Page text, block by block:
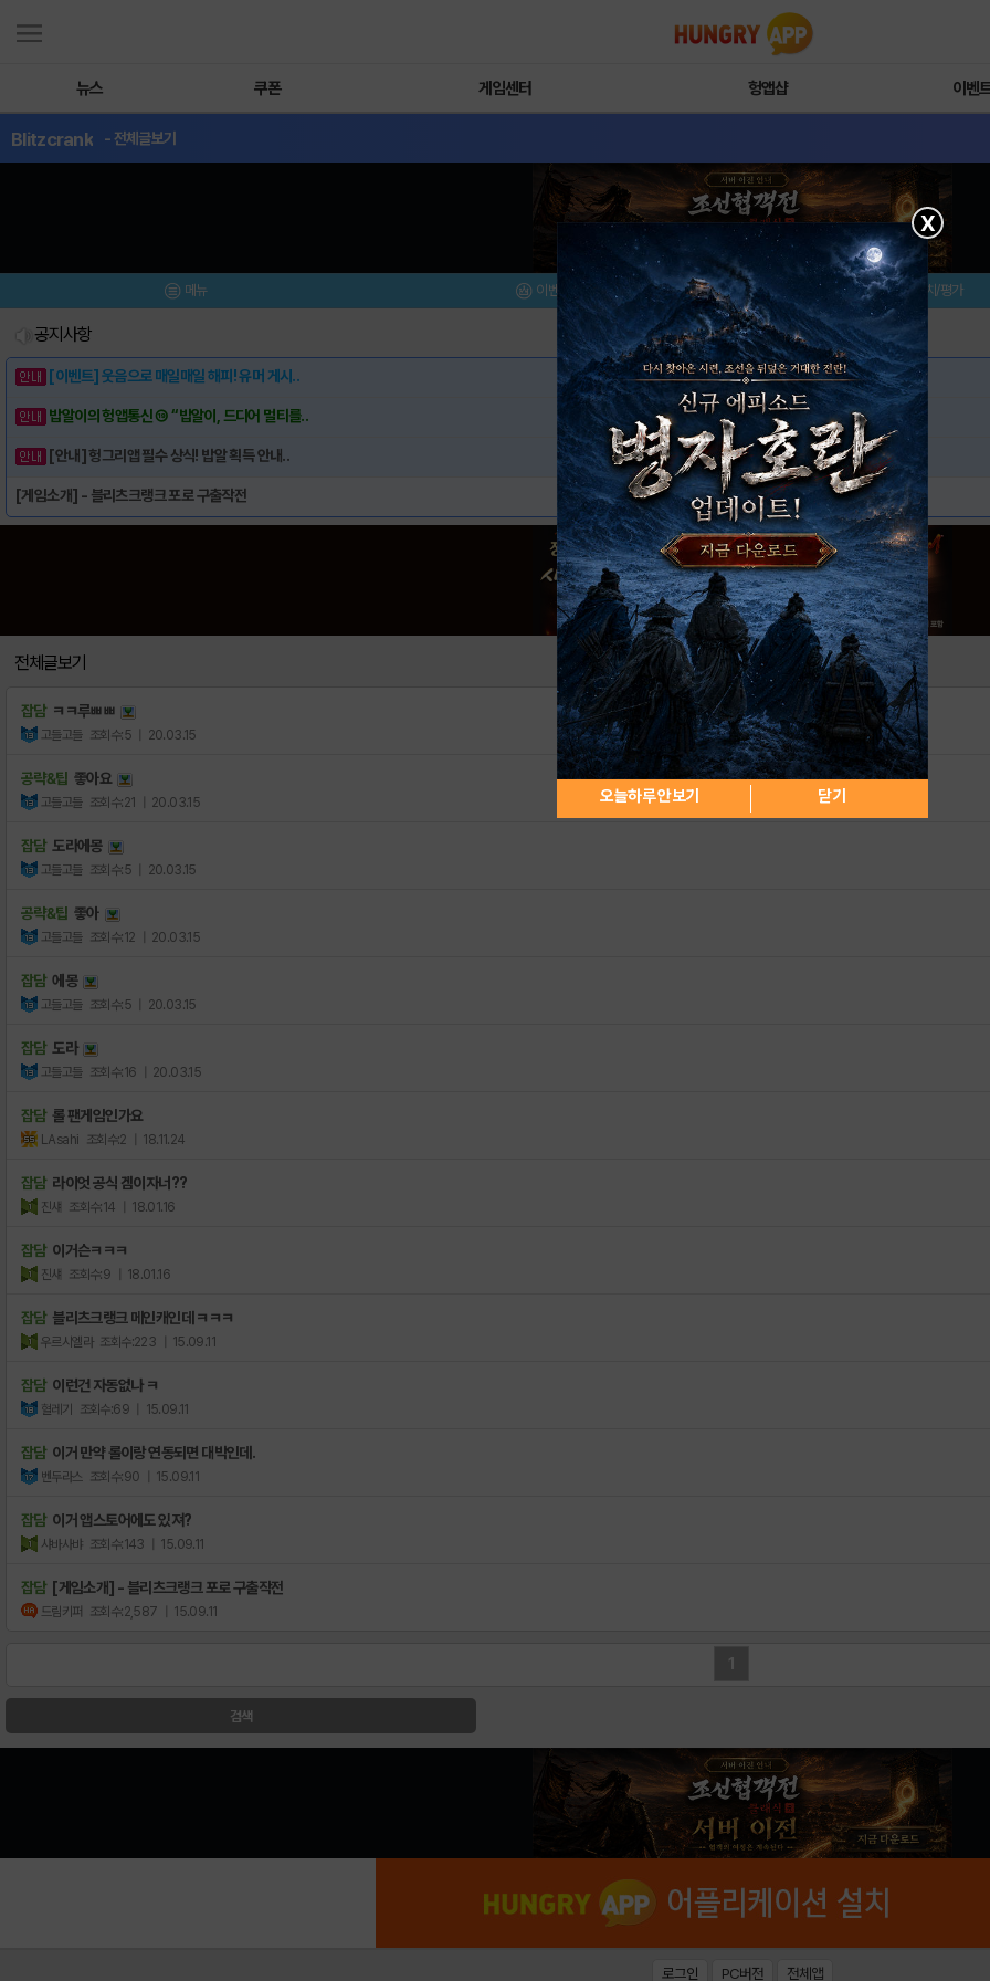
뉴스 쿠폰 게임센터 헝앱샵 이벤
Blitzcrank - 전체글보기
메뉴 이벤트/미션 설치/평가
공지사항
[이벤트] 웃음으로 매일매일 해피! 유머 게시..
밥알이의 헝앱통신 ⑲ “밥알이, 드디어 멀티를..
[안내] 헝그리앱 필수 상식! 밥알 획득 안내..
[게임소개] - 블리츠크랭크 포로 구출작전
전체글보기
잡담 ㅋㅋ루ㅃㅃ
고들고들 조회수:5 | 20.03.15
공략&팁 좋아요
고들고들 조회수:21 | 20.03.15
잡담 도라에몽
고들고들 조회수:5 | 20.03.15
공략&팁 좋아
고들고들 조회수:12 | 20.03.15
잡담 에몽
고들고들 조회수:5 | 20.03.15
잡담 도라
고들고들 조회수:16 | 20.03.15
잡담 롤 팬게임인가요
LAsahi 조회수:2 | 18.11.24
잡담 라이엇 공식 겜이자너??
진섀 조회수:14 | 18.01.16
잡담 이거슨ㅋㅋㅋ
진섀 조회수:9 | 18.01.16
잡담 블리츠크랭크 메인캐인데 ㅋㅋㅋ
우르시엘라 조회수:223 | 15.09.11
잡담 이런건 자동없나 ㅋ
혈레기 조회수:69 | 15.09.11
잡담 이거 만약 롤이랑 연동되면 대박인데.
벤두라스 조회수:90 | 15.09.11
잡담 이거 앱스토어에도 있져?
샤바사뱌 조회수:143 | 15.09.11
잡담 [게임소개] - 블리츠크랭크 포로 구출작전
드림키퍼 조회수:2,587 | 15.09.11
1
검색
X
오늘하루 안보기 닫기
로그인 PC버전 전체앱